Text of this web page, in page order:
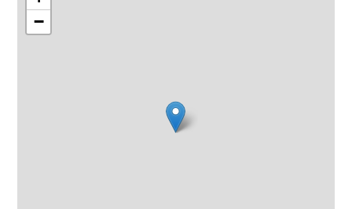
−